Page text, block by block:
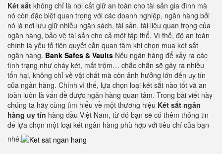
Két sắt không chỉ là nơi cất giữ an toàn cho tài sản gia đình mà
nó còn đặc biệt quan trọng với các doanh nghiệp, ngân hàng bởi
nó là nơi lưu giữ nhiều ngân sách, tài sản, tài liệu quan trọng của
ngân hàng, bảo vệ tài sản cho cả một tập thể. Vì thế, độ an toàn
chính là yếu tố tiên quyết cần quan tâm khi chọn mua két sắt
ngân hàng. Bank Safes & Vaults Nếu ngân hàng để xảy ra các
tình trạng như cháy két, mất trộm… chắc chắn sẽ gây ra nhiều
tổn hại, không chỉ về vật chất mà còn ảnh hưởng lớn đến uy tín
của ngân hàng. Chính vì thế, lựa chọn loại két sắt nào tốt và an
toàn luôn là vấn đề được ngân hàng quan tâm. Trong bài viết này
chúng ta hãy cùng tìm hiểu về một thương hiệu Két sắt ngân
hàng uy tín hàng đầu Việt Nam, từ đó bạn sẽ có thêm thông tin
để lựa chọn một loại két ngân hàng phù hợp với tiêu chí của bạn
nhé.